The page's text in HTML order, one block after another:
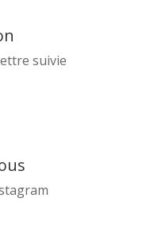
suivie